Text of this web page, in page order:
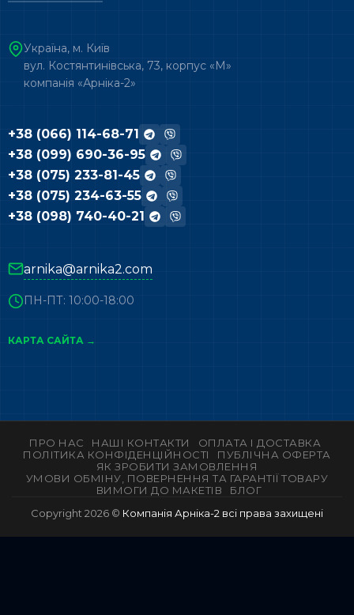
Україна, м. Київ
вул. Костянтинівська, 73, корпус «М»
компанія «Арніка-2»
+38 (066) 114-68-71
+38 (099) 690-36-95
+38 (075) 233-81-45
+38 (075) 234-63-55
+38 (098) 740-40-21
arnika@arnika2.com
ПН-ПТ: 10:00-18:00
КАРТА САЙТА →
ПРО НАС НАШІ КОНТАКТИ
ОПЛАТА І ДОСТАВКА
ПОЛІТИКА КОНФІДЕНЦІЙНОСТІ
ПУБЛІЧНА ОФЕРТА
ЯК ЗРОБИТИ ЗАМОВЛЕННЯ
УМОВИ ОБМІНУ, ПОВЕРНЕННЯ ТА ГАРАНТІЇ ТОВАРУ
ВИМОГИ ДО МАКЕТІВ
БЛОГ
Copyright 2026 © Компанія Арніка-2 всі права захищені